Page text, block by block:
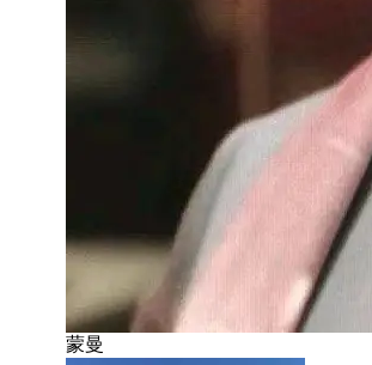
蒙曼